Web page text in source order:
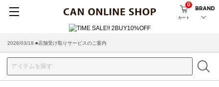
カート
0
BRAND
2026/03/18 ■店舗受け取りサービスのご案内